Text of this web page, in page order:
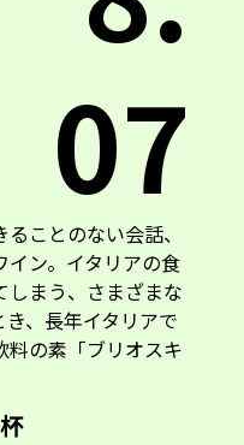
07
ことのない会話、
ン。イタリアの食
しまう、さまざまな
、長年イタリアで
料の素「ブリオスキ